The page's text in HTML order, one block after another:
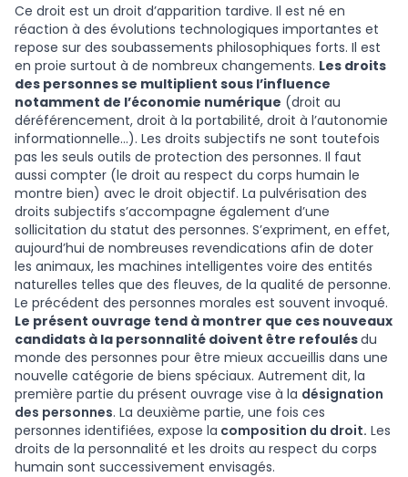
Ce droit est un droit d’apparition tardive. Il est né en
réaction à des évolutions technologiques importantes et
repose sur des soubassements philosophiques forts. Il est
en proie surtout à de nombreux changements. Les droits
des personnes se multiplient sous l’influence
notamment de l’économie numérique (droit au
déréférencement, droit à la portabilité, droit à l’autonomie
informationnelle…). Les droits subjectifs ne sont toutefois
pas les seuls outils de protection des personnes. Il faut
aussi compter (le droit au respect du corps humain le
montre bien) avec le droit objectif. La pulvérisation des
droits subjectifs s’accompagne également d’une
sollicitation du statut des personnes. S’expriment, en effet,
aujourd’hui de nombreuses revendications afin de doter
les animaux, les machines intelligentes voire des entités
naturelles telles que des fleuves, de la qualité de personne.
Le précédent des personnes morales est souvent invoqué.
Le présent ouvrage tend à montrer que ces nouveaux
candidats à la personnalité doivent être refoulésdu
monde des personnes pour être mieux accueillis dans une
nouvelle catégorie de biens spéciaux. Autrement dit, la
première partie du présent ouvrage vise à la désignation
des personnes. La deuxième partie, une fois ces
personnes identifiées, expose la composition du droit. Les
droits de la personnalité et les droits au respect du corps
humain sont successivement envisagés.